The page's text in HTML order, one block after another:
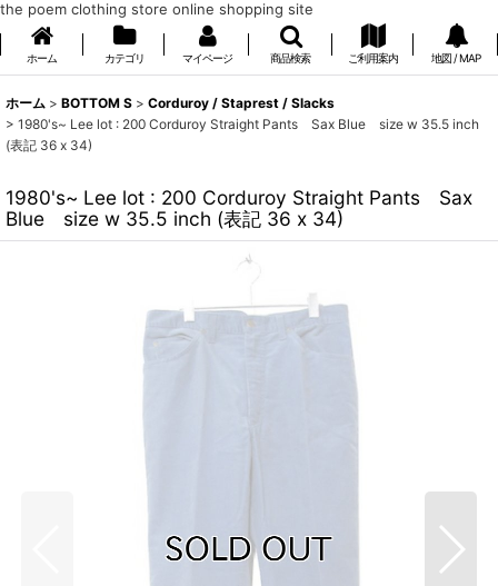
the poem clothing store online shopping site
ホーム カテゴリ マイページ 商品検索 ご利用案内 地図 / MAP
ホーム > BOTTOM S > Corduroy / Staprest / Slacks
> 1980's~ Lee lot : 200 Corduroy Straight Pants Sax Blue size w 35.5 inch
(表記 36 x 34)
1980's~ Lee lot : 200 Corduroy Straight Pants Sax
Blue size w 35.5 inch (表記 36 x 34)